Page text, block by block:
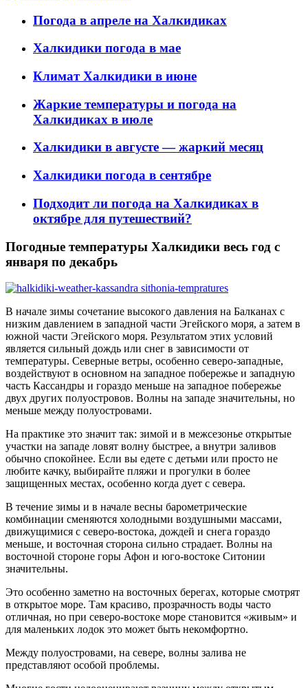
Погода в апреле на Халкидиках
Халкидики погода в мае
Климат Халкидики в июне
Жаркие температуры и погода на
Халкидиках в июле
Халкидики в августе — жаркий месяц
Халкидики погода в сентябре
Подходит ли погода на Халкидиках в
октябре для путешествий?
Погодные температуры Халкидики весь год с
января по декабрь
В начале зимы сочетание высокого давления на Балканах с
низким давлением в западной части Эгейского моря, а затем в
южной части Эгейского моря. Результатом этих условий
является сильный дождь или снег в зависимости от
температуры. Северные ветры, особенно северо-западные,
воздействуют в основном на западное побережье и западную
часть Кассандры и гораздо меньше на западное побережье
двух других полуостровов. Волны на западе значительны, но
меньше между полуостровами.
На практике это значит так: зимой и в межсезонье открытые
участки на западе ловят волну быстрее, а внутри заливов
обычно спокойнее. Если вы едете с детьми или просто не
любите качку, выбирайте пляжи и прогулки в более
защищенных местах, особенно когда дует с севера.
В течение зимы и в начале весны барометрические
комбинации сменяются холодными воздушными массами,
движущимися с северо-востока, дождей и снега гораздо
меньше, и восточная сторона сильно страдает. Волны на
восточной стороне горы Афон и юго-востоке Ситонии
значительны.
Это особенно заметно на восточных берегах, которые смотрят
в открытое море. Там красиво, прозрачность воды часто
отличная, но при северо-востоке море становится «живым» и
для маленьких лодок это может быть некомфортно.
Между полуостровами, на севере, волны залива не
представляют особой проблемы.